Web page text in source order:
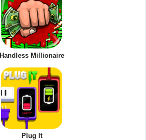
Handless Millionaire
Plug It